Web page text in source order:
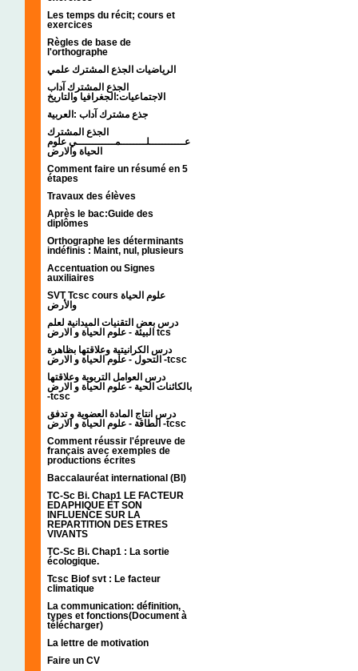
Les temps du récit; cours et
exercices
Règles de base de
l'orthographe
الرياضيات الجذع المشترك علمي
الجذع المشترك آداب
الاجتماعيات:الجغرافيا والتاريخ
جذع مشترك آداب :العربية
الجذع المشترك
عـــــــــــلــــــــمــــــــــــي علوم
الحياة والارض
Comment faire un résumé en 5
étapes
Travaux des élèves
Après le bac:Guide des
diplômes
Orthographe les déterminants
indéfinis : Maint, nul, plusieurs
Accentuation ou Signes
auxiliaires
SVT Tcsc cours علوم الحياة
والأرض
درس بعض التقنيات الميدانية لعلم
البيئة - علوم الحياة و الارض tcs
درس الكرانيتية وعلاقتها بظاهرة
التحول - علوم الحياة و الارض -tcsc
درس العوامل التربوية وعلاقتها
بالكائنات الحية - علوم الحياة و الارض
-tcsc
درس انتاج المادة العضوية و تدفق
الطاقة - علوم الحياة و الارض -tcsc
Comment réussir l'épreuve de
français avec exemples de
productions écrites
Baccalauréat international (BI)
TC-Sc Bi. Chap1 LE FACTEUR
EDAPHIQUE ET SON
INFLUENCE SUR LA
REPARTITION DES ETRES
VIVANTS
TC-Sc Bi. Chap1 : La sortie
écologique.
Tcsc Biof svt : Le facteur
climatique
La communication: définition,
types et fonctions(Document à
télécharger)
La lettre de motivation
Faire un CV